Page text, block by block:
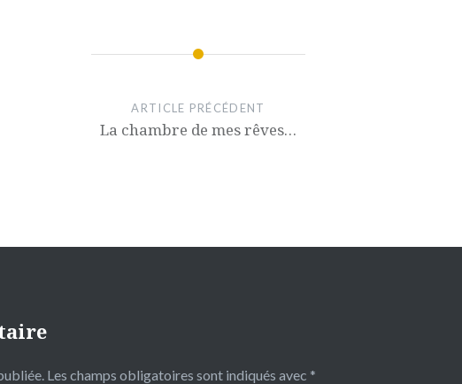
ARTICLE PRÉCÉDENT
La chambre de mes rêves…
Les champs obligatoires sont indiqués avec *